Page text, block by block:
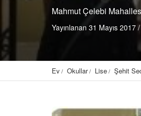
Mahmut Çelebi
Yayınlanan 31 Mayıs 2017 /
Ev Okullar Lise Şehit